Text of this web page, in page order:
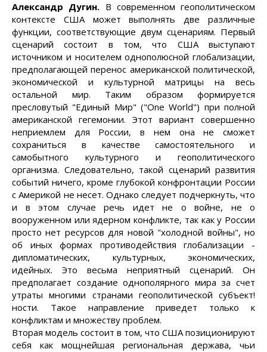
Александр Дугин. В современном геополитическом
контексте США может выполнять две различные
функции, соответствующие двум сценариям. Первый
сценарий состоит в том, что США выступают
источником и носителем однополюсной глобализации,
предполагающей перенос американской политической,
экономической и культурной матрицы на весь
остальной мир. Таким образом формируется
пресловутый "Единый Мир" ("One World") при полной
американской гегемонии. Этот вариант совершенно
неприемлем для России, в нем она не сможет
сохраниться в качестве самостоятельного и
самобытного культурного и геополитического
организма. Следовательно, такой сценарий развития
событий ничего, кроме глубокой конфронтации России
с Америкой не несет. Однако следует подчеркнуть, что
и в этом случае речь идет не о войне, не о
вооруженном или ядерном конфликте, так как у России
просто нет ресурсов для новой "холодной войны", но
об иных формах противодействия глобализации -
дипломатических, культурных, экономических,
идейных. Это весьма неприятный сценарий. Он
предполагает создание однополярного мира за счет
утраты многими странами геополитической субъект!
ности. Такое направление приведет только к
конфликтам и множеству проблем.
Вторая модель состоит в том, что США позиционируют
себя как мощнейшая региональная держава, чьи